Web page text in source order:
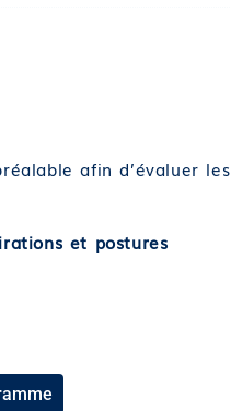
afin d’évaluer les
et postures